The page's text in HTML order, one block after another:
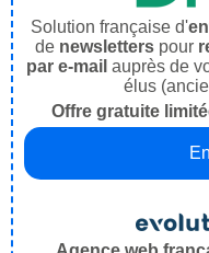
Solution française d'
de newsletters pour
par e-mail auprès de
élus
Offre gratuite